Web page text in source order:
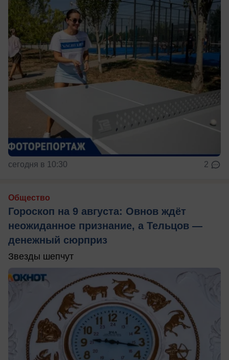
сегодня в 10:30 2
Общество
Гороскоп на 9 августа: Овнов ждёт
неожиданное признание, а Тельцов —
денежный сюрприз
Звезды шепчут